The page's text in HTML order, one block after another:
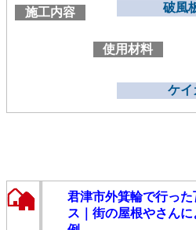
施工内容 破風
使用材料
ケイ
君津市外箕輪で行っ
ス｜街の屋根やさん